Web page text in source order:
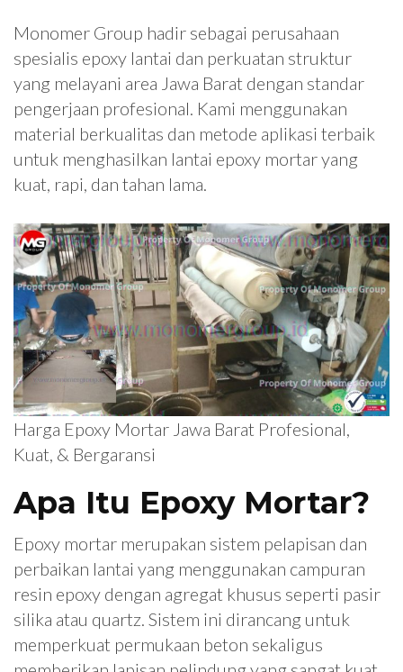
Monomer Group hadir sebagai perusahaan
spesialis epoxy lantai dan perkuatan struktur
yang melayani area Jawa Barat dengan standar
pengerjaan profesional. Kami menggunakan
material berkualitas dan metode aplikasi terbaik
untuk menghasilkan lantai epoxy mortar yang
kuat, rapi, dan tahan lama.
Harga Epoxy Mortar Jawa Barat Profesional,
Kuat, & Bergaransi
Apa Itu Epoxy Mortar?
Epoxy mortar merupakan sistem pelapisan dan
perbaikan lantai yang menggunakan campuran
resin epoxy dengan agregat khusus seperti pasir
silika atau quartz. Sistem ini dirancang untuk
memperkuat permukaan beton sekaligus